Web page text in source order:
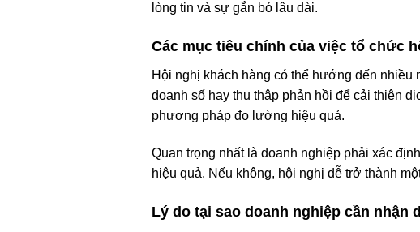
lòng tin và sự gắn bó lâu dài.
Các mục tiêu chính của việc tổ chức
Hội nghị khách hàng có thể hướng đến
doanh số hay thu thập phản hồi để cải thiện
phương pháp đo lường hiệu quả.
Quan trọng nhất là doanh nghiệp phải xác
hiệu quả. Nếu không, hội nghị dễ trở thành
Lý do tại sao doanh nghiệp cần